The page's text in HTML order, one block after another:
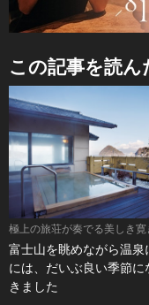
この記事を読
極上の旅荘が奏でる美しき寛
富士山を眺めながら温泉
には、だいぶ良い季節に
きました